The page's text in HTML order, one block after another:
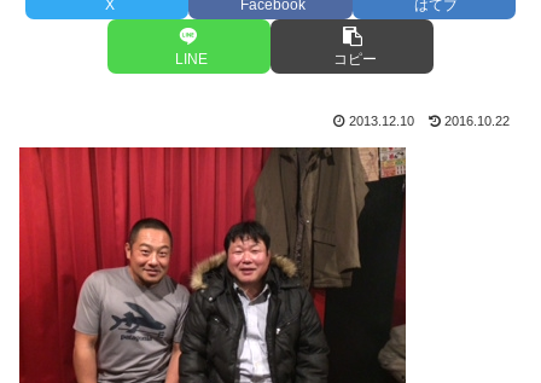
X Facebook はてブ
LINE コピー
2013.12.10 2016.10.22